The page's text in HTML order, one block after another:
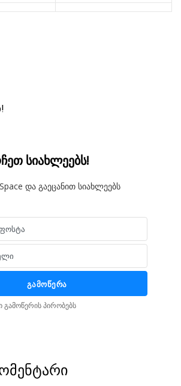
სიახლეებს!
და გაეცანით სიახლეებს
გამოწერა
გამოწერის პირობებს